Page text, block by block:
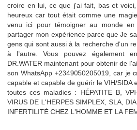
croire en lui, ce que j'ai fait, bas et
heureux car tout était comme une
venu ici pour témoigner au monde
partager mon expérience parce que Je
gens qui sont aussi à la recherche d'un
à l'autre. Vous pouvez également
DR.WATER maintenant pour obtenir de
son WhatsApp +2349050205019, car je
capable et capable de guérir le VIH/SIDA
toutes ces maladies : HÉPATITE B,
VIRUS DE L'HERPES SIMPLEX, SLA,
INFERTILITÉ CHEZ L'HOMME ET LA